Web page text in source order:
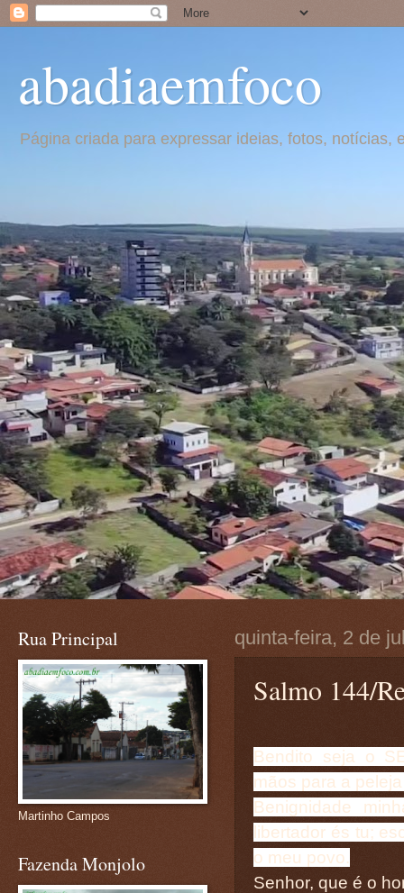
abadiaemfoco
Página criada para expressar ideias, fotos,
quinta-feira, 2 de
Salmo 144/
Bendito seja o
mãos para a
Benignidade
libertador és tu;
o meu povo.
Senhor, que é o
Rua Principal
Martinho Campos
Fazenda Monjolo